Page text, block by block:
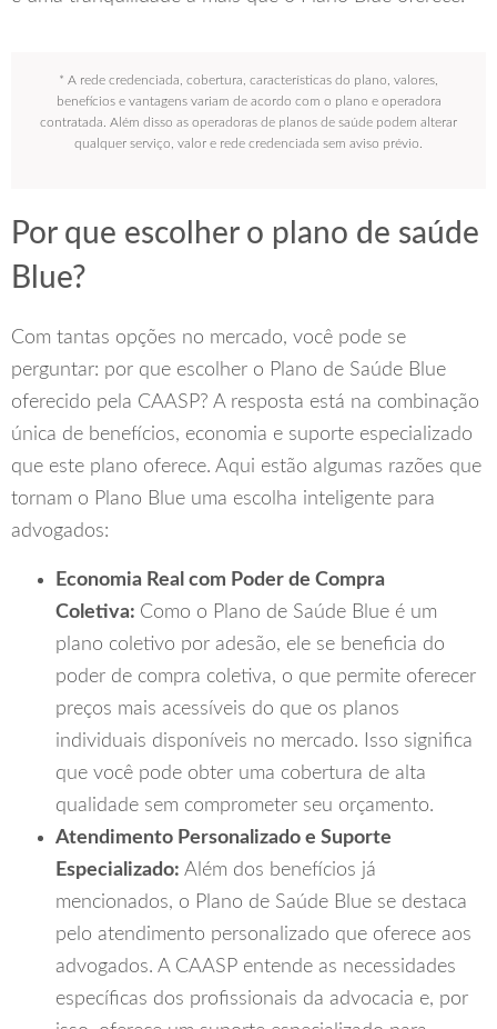
* A rede credenciada, cobertura, características do plano, valores,
benefícios e vantagens variam de acordo com o plano e operadora
contratada. Além disso as operadoras de planos de saúde podem alterar
qualquer serviço, valor e rede credenciada sem aviso prévio.
Por que escolher o plano de saúde
Blue?
Com tantas opções no mercado, você pode se
perguntar: por que escolher o Plano de Saúde Blue
oferecido pela CAASP? A resposta está na combinação
única de benefícios, economia e suporte especializado
que este plano oferece. Aqui estão algumas razões que
tornam o Plano Blue uma escolha inteligente para
advogados:
Economia Real com Poder de Compra
Coletiva: Como o Plano de Saúde Blue é um
plano coletivo por adesão, ele se beneficia do
poder de compra coletiva, o que permite oferecer
preços mais acessíveis do que os planos
individuais disponíveis no mercado. Isso significa
que você pode obter uma cobertura de alta
qualidade sem comprometer seu orçamento.
Atendimento Personalizado e Suporte
Especializado: Além dos benefícios já
mencionados, o Plano de Saúde Blue se destaca
pelo atendimento personalizado que oferece aos
advogados. A CAASP entende as necessidades
específicas dos profissionais da advocacia e, por